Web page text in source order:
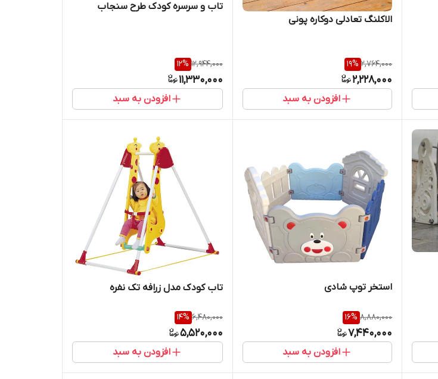
الاکلنگ تعادلی دوکاره پونی
2,764,000
19%
2,228,000
افزودن به سبد
تاب و سرسره کودک طرح سنجاب
12,944,000
12%
11,330,000
افزودن به سبد
استخر توپ شادی
8,880,000
16%
7,440,000
افزودن به سبد
تاب کودک مدل زرافه تک نفره
6,480,000
14%
5,520,000
افزودن به سبد